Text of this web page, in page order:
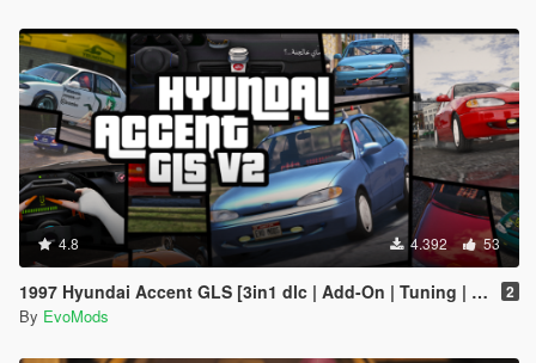
4.8 4.392 53
1997 Hyundai Accent GLS [3in1 dlc | Add-On | Tuning | Template] 2
By EvoMods